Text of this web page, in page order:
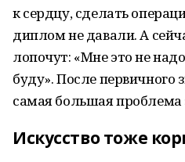
к сердцу, сделать
диплом не давали. А
лопочут: «Мне это не
буду». После первичного
самая большая проблема
Искусство тоже